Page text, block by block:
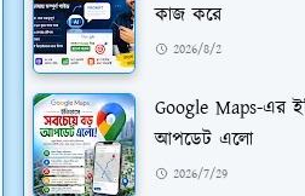
কাজ করে
2026/8/2
Google Maps-এর
আপডেট এলো
2026/7/29